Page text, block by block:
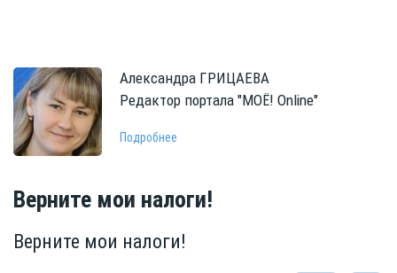
Александра ГРИЦАЕВА
Редактор портала "МОЁ! Online"
Подробнее
Верните мои налоги!
Верните мои налоги!